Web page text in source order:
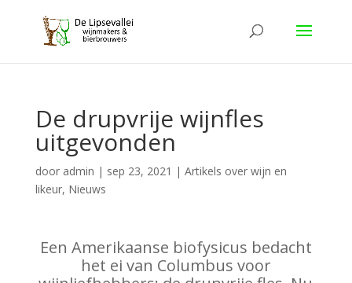
De drupvrije wijnfles
uitgevonden
door admin | sep 23, 2021 | Artikels over wijn en
likeur, Nieuws
Een Amerikaanse biofysicus bedacht
het ei van Columbus voor